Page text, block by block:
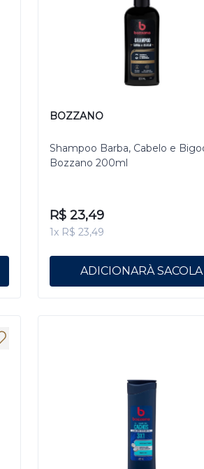
BOZZANO
Shampoo Barba, Cabelo e
Bozzano 200ml
R$ 23,49
1x R$ 23,49
ADICIONAR